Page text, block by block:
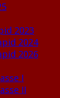
2023
2024
2026
I
II